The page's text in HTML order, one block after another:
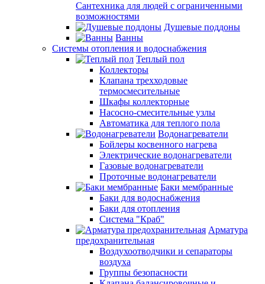
Сантехника для людей с ограниченными
возможностями
Душевые поддоны
Ванны
Системы отопления и водоснабжения
Теплый пол
Коллекторы
Клапана трехходовые
термосмесительные
Шкафы коллекторные
Насосно-смесительные узлы
Автоматика для теплого пола
Водонагреватели
Бойлеры косвенного нагрева
Электрические водонагреватели
Газовые водонагреватели
Проточные водонагреватели
Баки мембранные
Баки для водоснабжения
Баки для отопления
Система "Краб"
Арматура
предохранительная
Воздухоотводчики и сепараторы
воздуха
Группы безопасности